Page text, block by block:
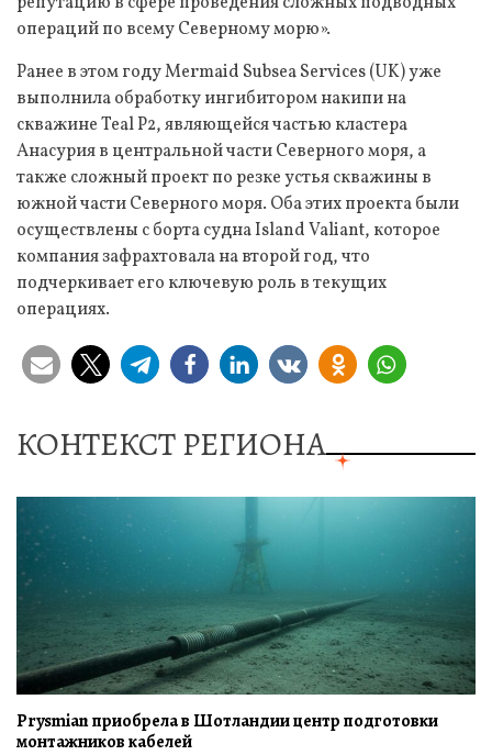
операций по всему Северному морю».
Ранее в этом году Mermaid Subsea Services (UK) уже
выполнила обработку ингибитором накипи на
скважине Teal P2, являющейся частью кластера
Анасурия в центральной части Северного моря, а
также сложный проект по резке устья скважины в
южной части Северного моря. Оба этих проекта были
осуществлены с борта судна Island Valiant, которое
компания зафрахтовала на второй год, что
подчеркивает его ключевую роль в текущих
операциях.
КОНТЕКСТ РЕГИОНА
Prysmian приобрела в Шотландии центр подготовки
монтажников кабелей